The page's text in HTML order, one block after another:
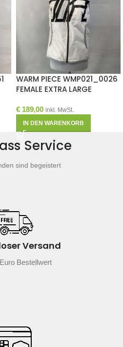
WARM PIECE WMP021_0026
FEMALE EXTRA LARGE
€ 189,00 inkl. MwSt.
IN DEN WARENKORB
Service
sind begeistert
Versand
Bestellwert